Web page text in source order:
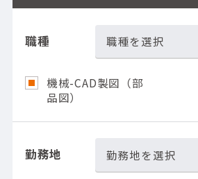
職種 職種を選択
機械-CAD製図（部
品図）
勤務地 勤務地を選択